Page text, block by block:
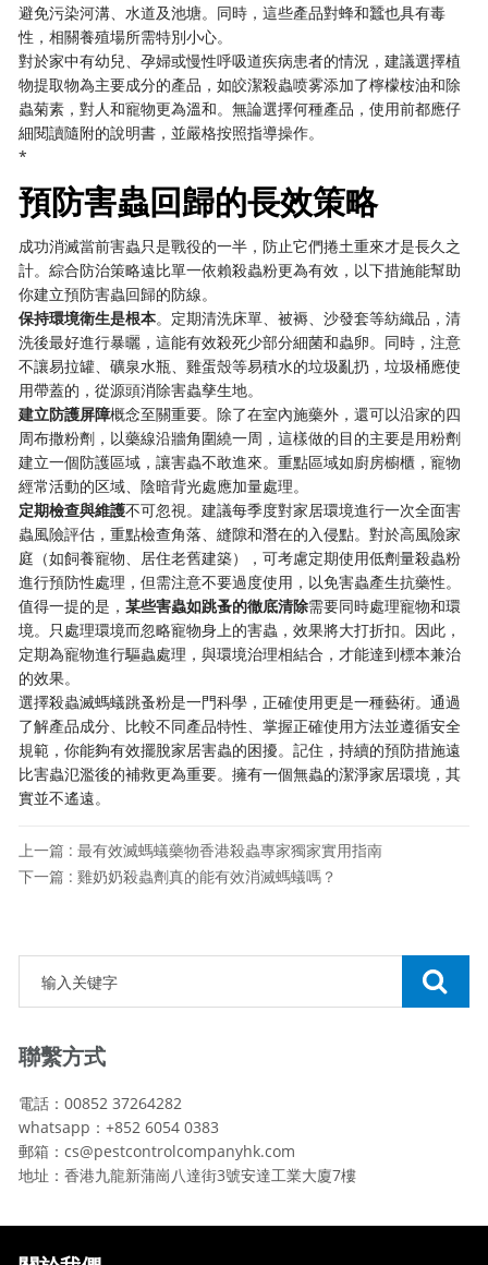
避免污染河溝、水道及池塘。同時，這些產品對蜂和蠶也具有毒
性，相關養殖場所需特別小心。
對於家中有幼兒、孕婦或慢性呼吸道疾病患者的情況，建議選擇植
物提取物為主要成分的產品，如皎潔殺蟲喷雾添加了檸檬桉油和除
蟲菊素，對人和寵物更為溫和。無論選擇何種產品，使用前都應仔
細閱讀隨附的說明書，並嚴格按照指導操作。
​*
預防害蟲回歸的長效策略
成功消滅當前害蟲只是戰役的一半，防止它們捲土重來才是長久之
計。綜合防治策略遠比單一依賴殺蟲粉更為有效，以下措施能幫助
你建立預防害蟲回歸的防線。
​保持環境衛生是根本​​。定期清洗床單、被褥、沙發套等紡織品，清
洗後最好進行暴曬，這能有效殺死少部分細菌和蟲卵。同時，注意
不讓易拉罐、礦泉水瓶、雞蛋殼等易積水的垃圾亂扔，垃圾桶應使
用帶蓋的，從源頭消除害蟲孳生地。
​建立防護屏障​​概念至關重要。除了在室內施藥外，還可以沿家的四
周布撒粉劑，以藥線沿牆角圍繞一周，這樣做的目的主要是用粉劑
建立一個防護區域，讓害蟲不敢進來。重點區域如廚房櫥櫃，寵物
經常活動的区域、陰暗背光處應加量處理。
​定期檢查與維護​​不可忽視。建議每季度對家居環境進行一次全面害
蟲風險評估，重點檢查角落、縫隙和潛在的入侵點。對於高風險家
庭（如飼養寵物、居住老舊建築），可考慮定期使用低劑量殺蟲粉
進行預防性處理，但需注意不要過度使用，以免害蟲產生抗藥性。
值得一提的是，​​某些害蟲如跳蚤的徹底清除​​需要同時處理寵物和環
境。只處理環境而忽略寵物身上的害蟲，效果將大打折扣。因此，
定期為寵物進行驅蟲處理，與環境治理相結合，才能達到標本兼治
的效果。
選擇殺蟲滅螞蟻跳蚤粉是一門科學，正確使用更是一種藝術。通過
了解產品成分、比較不同產品特性、掌握正確使用方法並遵循安全
規範，你能夠有效擺脫家居害蟲的困擾。記住，持續的預防措施遠
比害蟲氾濫後的補救更為重要。擁有一個無蟲的潔淨家居環境，其
實並不遙遠。
上一篇 : 最有效滅螞蟻藥物香港殺蟲專家獨家實用指南
下一篇 : 雞奶奶殺蟲劑真的能有效消滅螞蟻嗎？
聯繫方式
電話：00852 37264282
whatsapp：+852 6054 0383
郵箱：cs@pestcontrolcompanyhk.com
地址：香港九龍新蒲崗八達街3號安達工業大廈7樓